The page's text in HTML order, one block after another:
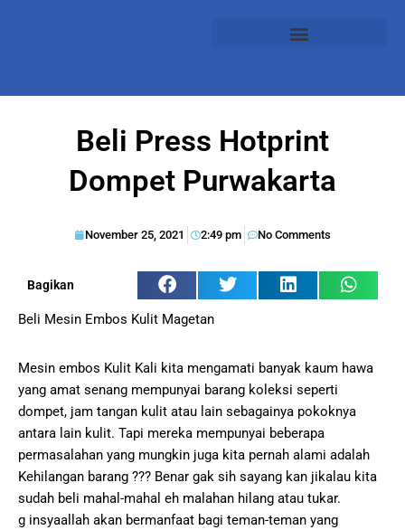
Beli Press Hotprint
Dompet Purwakarta
November 25, 2021 2:49 pm No Comments
Bagikan
Beli Mesin Embos Kulit Magetan
Mesin embos Kulit Kali kita mengamati banyak kaum hawa
yang amat senang mempunyai barang koleksi seperti
dompet, jam tangan kulit atau lain sebagainya pokoknya
antara lain kulit. Tapi mereka mempunyai beberapa
permasalahan yang mungkin juga kita pernah alami adalah
Kehilangan barang ??? Benar gak sih sayang kan jikalau kita
sudah beli mahal-mahal eh malahan hilang atau tukar.
g insyaallah akan bermanfaat bagi teman-teman yang